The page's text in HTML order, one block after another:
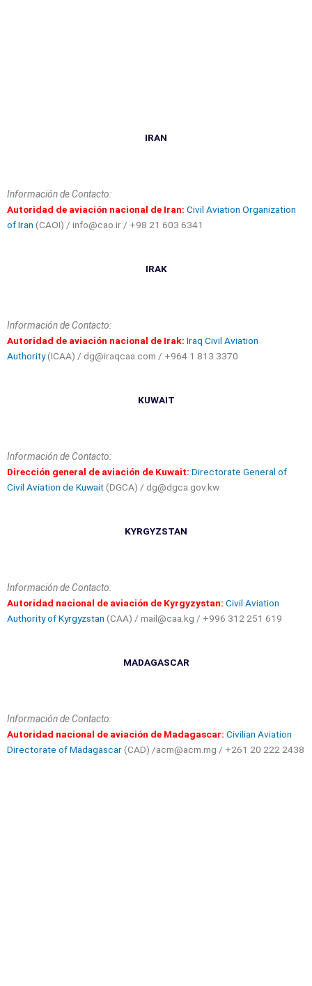
IRAN
Información de Contacto:
Autoridad de aviación nacional de Iran: Civil Aviation Organization
of Iran (CAOI) / info@cao.ir / +98 21 603 6341
IRAK
Información de Contacto:
Autoridad de aviación nacional de Irak: Iraq Civil Aviation
Authority(ICAA) / dg@iraqcaa.com / +964 1 813 3370
KUWAIT
Información de Contacto:
Dirección general de aviación de Kuwait: Directorate General of
Civil Aviation de Kuwait(DGCA) / dg@dgca.gov.kw
KYRGYZSTAN
Información de Contacto:
Autoridad nacional de aviación de Kyrgyzystan: Civil Aviation
Authority of Kyrgyzstan (CAA) / mail@caa.kg / +996 312 251 619
MADAGASCAR
Información de Contacto:
Autoridad nacional de aviación de Madagascar: Civilian Aviation
Directorate of Madagascar(CAD) /acm@acm.mg / +261 20 222 2438